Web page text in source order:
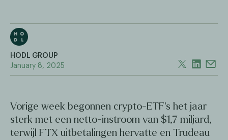
HODL GROUP
January 8, 2025
Vorige week begonnen crypto-ETF's het jaar
sterk met een netto-instroom van $1,7 miljard,
terwijl FTX uitbetalingen hervatte en Trudeau